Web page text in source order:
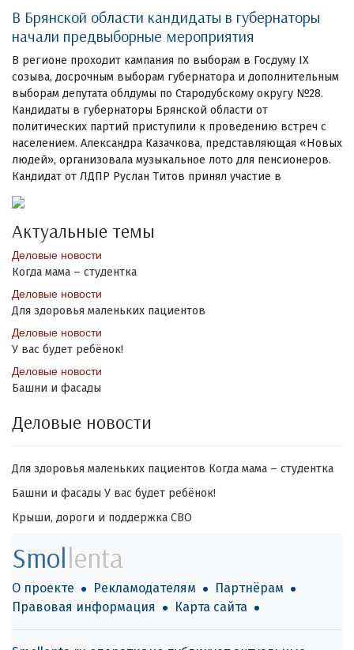
В Брянской области кандидаты в губернаторы
начали предвыборные мероприятия
В регионе проходит кампания по выборам в Госдуму IX
созыва, досрочным выборам губернатора и дополнительным
выборам депутата облдумы по Стародубскому округу №28.
Кандидаты в губернаторы Брянской области от
политических партий приступили к проведению встреч с
населением. Александра Казачкова, представляющая «Новых
людей», организовала музыкальное лото для пенсионеров.
Кандидат от ЛДПР Руслан Титов принял участие в
Актуальные темы
Деловые новости
Когда мама – студентка
Деловые новости
Для здоровья маленьких пациентов
Деловые новости
У вас будет ребёнок!
Деловые новости
Башни и фасады
Деловые новости
Для здоровья маленьких пациентов Когда мама – студентка
Башни и фасады У вас будет ребёнок!
Крыши, дороги и поддержка СВО
Smollenta
О проекте Рекламодателям
Партнёрам
Правовая информация
Карта сайта